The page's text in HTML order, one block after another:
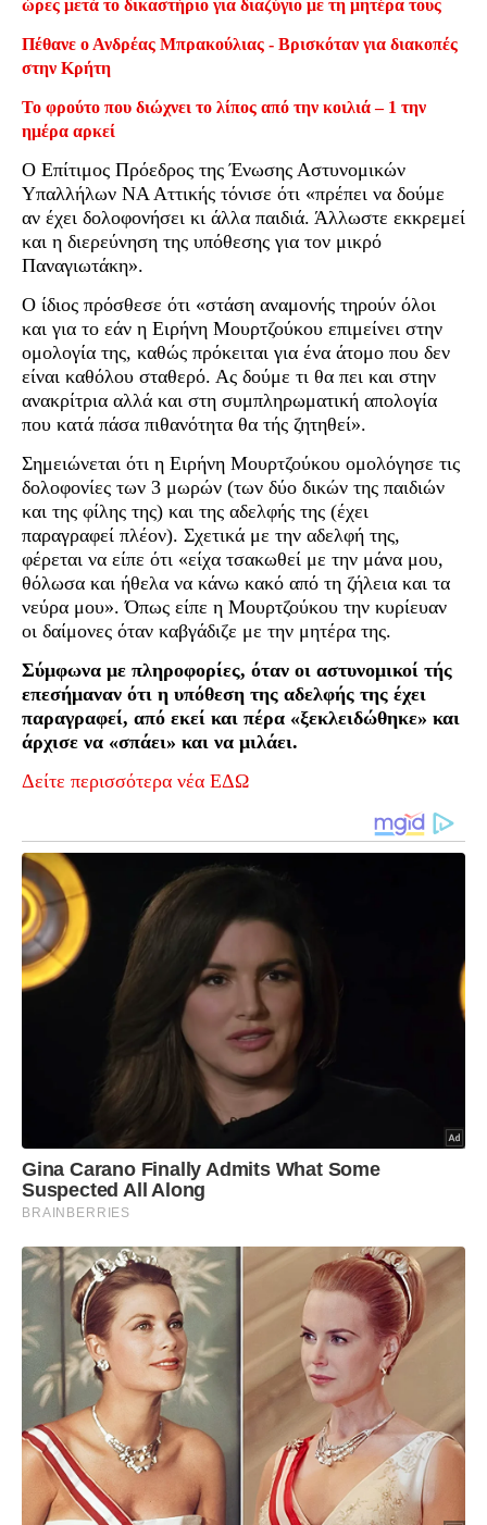
ώρες μετά το δικαστήριο για διαζύγιο με τη μητέρα τους
Πέθανε ο Ανδρέας Μπρακούλιας - Βρισκόταν για διακοπές
στην Κρήτη
Το φρούτο που διώχνει το λίπος από την κοιλιά – 1 την
ημέρα αρκεί
Ο Επίτιμος Πρόεδρος της Ένωσης Αστυνομικών
Υπαλλήλων ΝΑ Αττικής τόνισε ότι «πρέπει να δούμε
αν έχει δολοφονήσει κι άλλα παιδιά. Άλλωστε εκκρεμεί
και η διερεύνηση της υπόθεσης για τον μικρό
Παναγιωτάκη».
Ο ίδιος πρόσθεσε ότι «στάση αναμονής τηρούν όλοι
και για το εάν η Ειρήνη Μουρτζούκου επιμείνει στην
ομολογία της, καθώς πρόκειται για ένα άτομο που δεν
είναι καθόλου σταθερό. Ας δούμε τι θα πει και στην
ανακρίτρια αλλά και στη συμπληρωματική απολογία
που κατά πάσα πιθανότητα θα τής ζητηθεί».
Σημειώνεται ότι η Ειρήνη Μουρτζούκου ομολόγησε τις
δολοφονίες των 3 μωρών (των δύο δικών της παιδιών
και της φίλης της) και της αδελφής της (έχει
παραγραφεί πλέον). Σχετικά με την αδελφή της,
φέρεται να είπε ότι «είχα τσακωθεί με την μάνα μου,
θόλωσα και ήθελα να κάνω κακό από τη ζήλεια και τα
νεύρα μου». Όπως είπε η Μουρτζούκου την κυρίευαν
οι δαίμονες όταν καβγάδιζε με την μητέρα της.
Σύμφωνα με πληροφορίες, όταν οι αστυνομικοί τής
επεσήμαναν ότι η υπόθεση της αδελφής της έχει
παραγραφεί, από εκεί και πέρα «ξεκλειδώθηκε» και
άρχισε να «σπάει» και να μιλάει.
Δείτε περισσότερα νέα ΕΔΩ